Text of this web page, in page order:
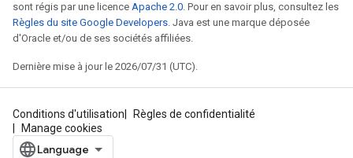
sont régis par une licence Apache 2.0. Pour en savoir plus, consultez les
Règles du site Google Developers. Java est une marque déposée
d'Oracle et/ou de ses sociétés affiliées.
Dernière mise à jour le 2026/07/31 (UTC).
Conditions d'utilisation
Règles de confidentialité
Manage cookies